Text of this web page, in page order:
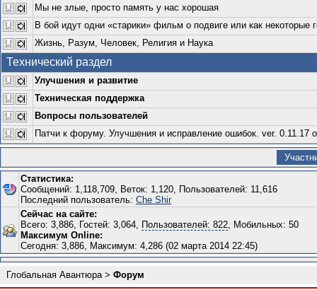
Мы не злые, просто память у нас хорошая
В бой идут одни «старики» фильм о подвиге или как некоторые
Жизнь, Разум, Человек, Религия и Наука
Технический раздел
Улучшения и развитие
Техническая поддержка
Вопросы пользователей
Патчи к форуму. Улучшения и исправление ошибок. ver. 0.11.17
Статистика:
Сообщений: 1,118,709, Веток: 1,120, Пользователей: 11,616
Последний пользователь: Che Shir
Сейчас на сайте:
Всего: 3,886, Гостей: 3,064, Пользователей: 822, Мобильных: 50
Максимум Online:
Сегодня: 3,886, Максимум: 4,286 (02 марта 2014 22:45)
Глобальная Авантюра> Форум